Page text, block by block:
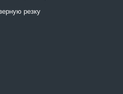
резку